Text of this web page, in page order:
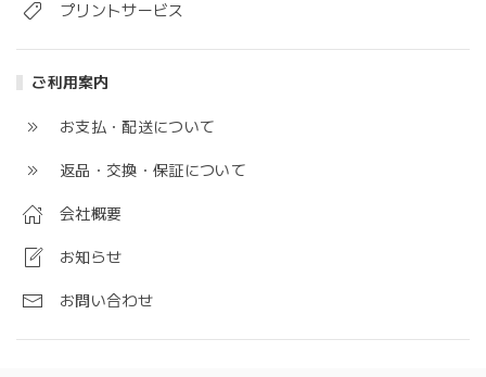
プリントサービス
ご利用案内
お支払・配送について
返品・交換・保証について
会社概要
お知らせ
お問い合わせ